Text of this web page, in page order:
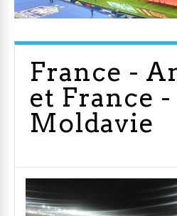
France -
et France -
Moldavie